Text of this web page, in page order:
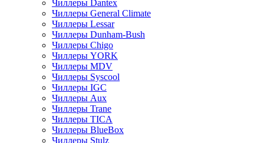
Чиллеры Dantex
Чиллеры General Climate
Чиллеры Lessar
Чиллеры Dunham-Bush
Чиллеры Chigo
Чиллеры YORK
Чиллеры MDV
Чиллеры Syscool
Чиллеры IGC
Чиллеры Aux
Чиллеры Trane
Чиллеры TICA
Чиллеры BlueBox
Чиллеры Stulz